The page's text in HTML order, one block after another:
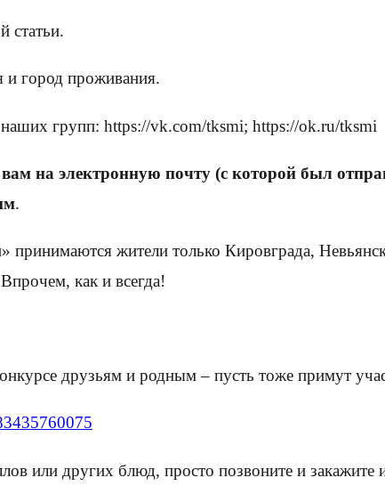
статьи.
город проживания.
наших групп: https://vk.com/tksmi; https://ok.ru/tksmi
на электронную почту (с которой был
.
жители только Кировграда,
как и всегда!
друзьям и родным – пусть тоже примут
или других блюд, просто позвоните и закажите